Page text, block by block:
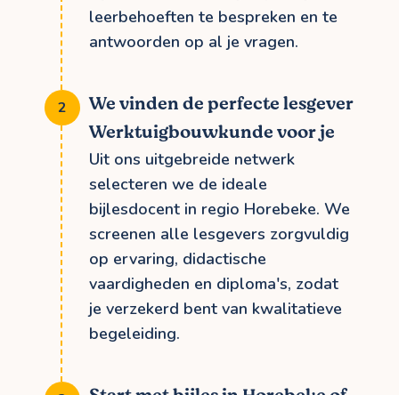
leerbehoeften te bespreken en te
antwoorden op al je vragen.
We vinden de perfecte lesgever
Werktuigbouwkunde voor je
Uit ons uitgebreide netwerk
selecteren we de ideale
bijlesdocent in regio Horebeke. We
screenen alle lesgevers zorgvuldig
op ervaring, didactische
vaardigheden en diploma's, zodat
je verzekerd bent van kwalitatieve
begeleiding.